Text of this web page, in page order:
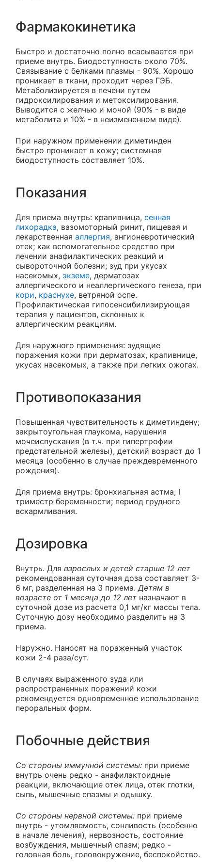
Фармакокинетика
Быстро и достаточно полно всасывается при
приеме внутрь. Биодоступность около 70%.
Связывание с белками плазмы - 90%. Хорошо
проникает в ткани, проходит через ГЭБ.
Метаболизируется в печени путем
гидроксилирования и метоксилирования.
Выводится с желчью и мочой (90% - в виде
метаболита и 10% - в неизмененном виде).
При наружном применении диметинден
быстро проникает в кожу; системная
биодоступность составляет 10%.
Показания
Для приема внутрь: крапивница, сенная
лихорадка, вазомоторный ринит, пищевая и
лекарственная аллергия, ангионевротический
отек; как вспомогательное средство при
лечении анафилактических реакций и
сывороточной болезни; зуд при укусах
насекомых, экземе, дерматозах
аллергического и неаллергического генеза, при
кори, краснухе, ветряной оспе.
Профилактическая гипосенсибилизирующая
терапия у пациентов, склонных к
аллергическим реакциям.
Для наружного применения: зудящие
поражения кожи при дерматозах, крапивнице,
укусах насекомых, а также при легких ожогах.
Противопоказания
Повышенная чувствительность к диметиндену;
закрытоугольная глаукома, нарушения
мочеиспускания (в т.ч. при гипертрофии
предстательной железы), детский возраст до 1
месяца (особенно в случае преждевременного
рождения).
Для приема внутрь: бронхиальная астма; I
триместр беременности; период грудного
вскармливания.
Дозировка
Внутрь. Для взрослых и детей старше 12 лет
рекомендованная суточная доза составляет 3-
6 мг, разделенная на 3 приема.Детям в
возрасте от 1 месяца до 12 лет назначают в
суточной дозе из расчета 0,1 мг/кг массы тела.
Суточную дозу необходимо разделить на 3
приема.
Наружно. Наносят на пораженный участок
кожи 2-4 раза/сут.
В случаях выраженного зуда или
распространенных поражений кожи
рекомендуется одновременное использование
пероральных форм.
Побочные действия
Со стороны иммунной системы: при приеме
внутрь очень редко - анафилактоидные
реакции, включающие отек лица, отек глотки,
сыпь, мышечные спазмы и одышку.
Со стороны нервной системы: при приеме
внутрь - утомляемость, сонливость (особенно
в начале лечения), нервозность, состояние
возбуждения, мышечный спазм; редко -
головная боль, головокружение, беспокойство.